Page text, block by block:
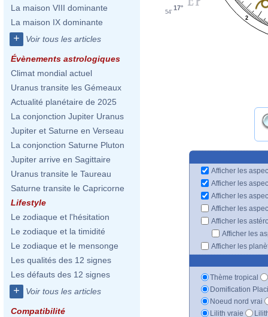
La maison VIII dominante
La maison IX dominante
+ Voir tous les articles
Évènements astrologiques
Climat mondial actuel
Uranus transite les Gémeaux
Actualité planétaire de 2025
La conjonction Jupiter Uranus
Jupiter et Saturne en Verseau
La conjonction Saturne Pluton
Jupiter arrive en Sagittaire
Uranus transite le Taureau
Saturne transite le Capricorne
Lifestyle
Le zodiaque et l'hésitation
Le zodiaque et la timidité
Le zodiaque et le mensonge
Les qualités des 12 signes
Les défauts des 12 signes
+ Voir tous les articles
Compatibilité
2
17°
54'
Afficher les
Afficher les
Afficher les
Afficher les
Afficher les
Afficher les
Afficher les
Thème tropical
Domification
Noeud nord vrai
Lilith vraie